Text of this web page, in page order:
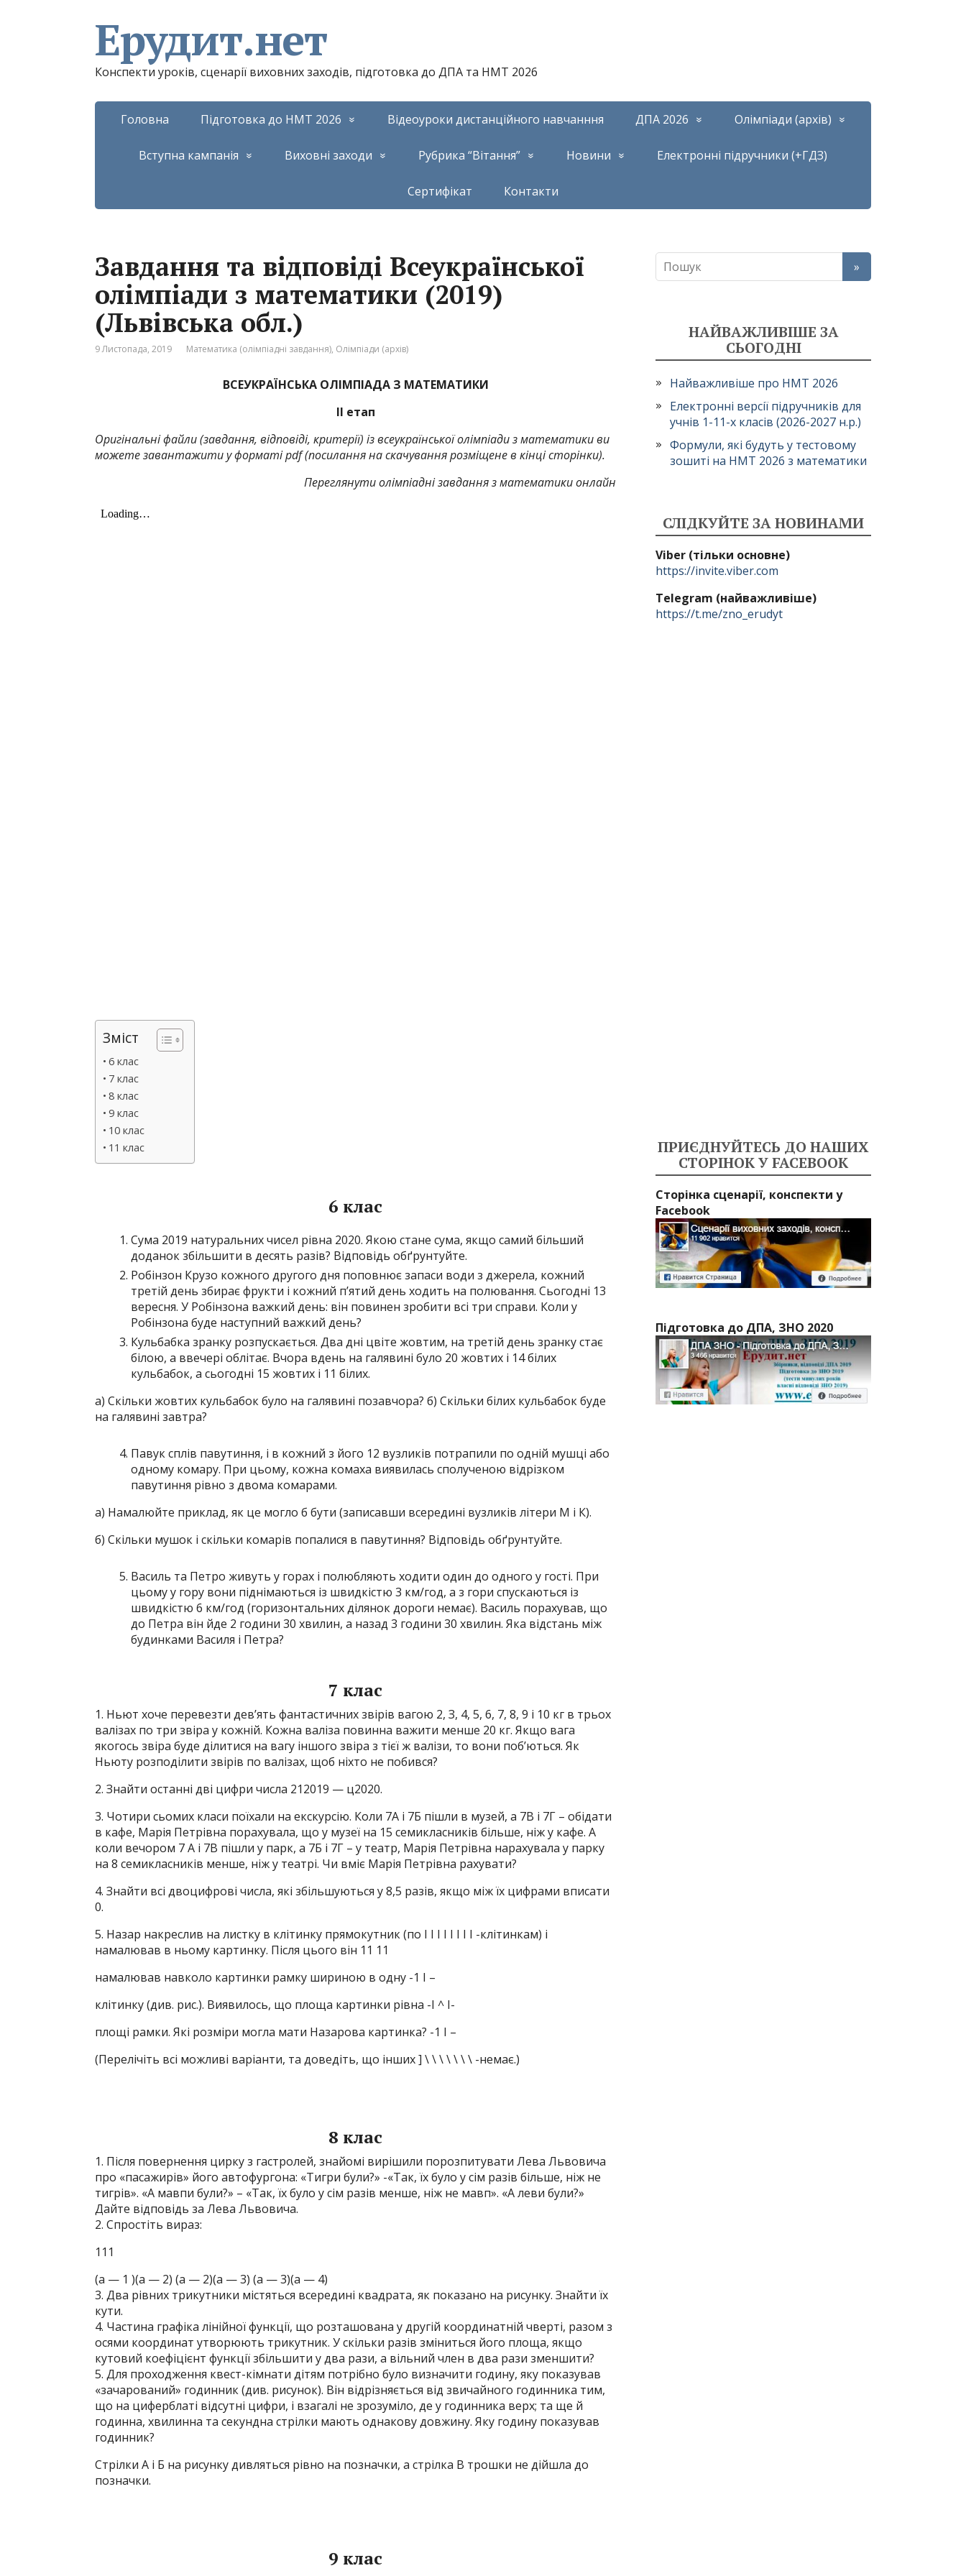
Ерудит.нет
Конспекти уроків, сценарії виховних заходів, підготовка до ДПА та НМТ 2026
Головна Підготовка до НМТ 2026 Відеоуроки дистанційного навчанння ДПА 2026 Олімпіади (архів)
Вступна кампанія Виховні заходи Рубрика “Вітання” Новини Електронні підручники (+ГДЗ)
Сертифікат Контакти
Завдання та відповіді Всеукраїнської
олімпіади з математики (2019)
(Львівська обл.)
9 Листопада, 2019 Математика (олімпіадні завдання), Олімпіади (архів)
ВСЕУКРАЇНСЬКА ОЛІМПІАДА З МАТЕМАТИКИ
II етап
Оригінальні файли (завдання, відповіді, критерії) із всеукраїнської олімпіади з математики ви
можете завантажити у форматі pdf (посилання на скачування розміщене в кінці сторінки).
Переглянути олімпіадні завдання з математики онлайн
Зміст
6 клас
7 клас
8 клас
9 клас
10 клас
11 клас
6 клас
Сума 2019 натуральних чисел рівна 2020. Якою стане сума, якщо самий більший
доданок збільшити в десять разів? Відповідь обґрунтуйте.
Робінзон Крузо кожного другого дня поповнює запаси води з джерела, кожний
третій день збирає фрукти і кожний п’ятий день ходить на полювання. Сьогодні 13
вересня. У Робінзона важкий день: він повинен зробити всі три справи. Коли у
Робінзона буде наступний важкий день?
Кульбабка зранку розпускається. Два дні цвіте жовтим, на третій день зранку стає
білою, а ввечері облітає. Вчора вдень на галявині було 20 жовтих і 14 білих
кульбабок, а сьогодні 15 жовтих і 11 білих.
а) Скільки жовтих кульбабок було на галявині позавчора? б) Скільки білих кульбабок буде
на галявині завтра?
Павук сплів павутиння, і в кожний з його 12 вузликів потрапили по одній мушці або
одному комару. При цьому, кожна комаха виявилась сполученою відрізком
павутиння рівно з двома комарами.
а) Намалюйте приклад, як це могло б бути (записавши всередині вузликів літери М і К).
б) Скільки мушок і скільки комарів попалися в павутиння? Відповідь обґрунтуйте.
Василь та Петро живуть у горах і полюбляють ходити один до одного у гості. При
цьому у гору вони піднімаються із швидкістю 3 км/год, а з гори спускаються із
швидкістю 6 км/год (горизонтальних ділянок дороги немає). Василь порахував, що
до Петра він йде 2 години 30 хвилин, а назад 3 години 30 хвилин. Яка відстань між
будинками Василя і Петра?
7 клас
1. Ньют хоче перевезти дев’ять фантастичних звірів вагою 2, З, 4, 5, 6, 7, 8, 9 і 10 кг в трьох
валізах по три звіра у кожній. Кожна валіза повинна важити менше 20 кг. Якщо вага
якогось звіра буде ділитися на вагу іншого звіра з тієї ж валізи, то вони поб’ються. Як
Ньюту розподілити звірів по валізах, щоб ніхто не побився?
2. Знайти останні дві цифри числа 212019 — ц2020.
3. Чотири сьомих класи поїхали на екскурсію. Коли 7А і 7Б пішли в музей, а 7В і 7Г – обідати
в кафе, Марія Петрівна порахувала, що у музеї на 15 семикласників більше, ніж у кафе. А
коли вечором 7 А і 7В пішли у парк, а 7Б і 7Г – у театр, Марія Петрівна нарахувала у парку
на 8 семикласників менше, ніж у театрі. Чи вміє Марія Петрівна рахувати?
4. Знайти всі двоцифрові числа, які збільшуються у 8,5 разів, якщо між їх цифрами вписати
0.
5. Назар накреслив на листку в клітинку прямокутник (по І І І І І І І І -клітинкам) і
намалював в ньому картинку. Після цього він 11 11
намалював навколо картинки рамку шириною в одну -1 І –
клітинку (див. рис.). Виявилось, що площа картинки рівна -І ^ I-
площі рамки. Які розміри могла мати Назарова картинка? -1 І –
(Перелічіть всі можливі варіанти, та доведіть, що інших ] \ \ \ \ \ \ \ -немає.)
8 клас
1. Після повернення цирку з гастролей, знайомі вирішили порозпитувати Лева Львовича
про «пасажирів» його автофургона: «Тигри були?» -«Так, їх було у сім разів більше, ніж не
тигрів». «А мавпи були?» – «Так, їх було у сім разів менше, ніж не мавп». «А леви були?»
Дайте відповідь за Лева Львовича.
2. Спростіть вираз:
111
(а — 1 )(а — 2) (а — 2)(а — 3) (а — 3)(а — 4)
3. Два рівних трикутники містяться всередині квадрата, як показано на рисунку. Знайти їх
кути.
4. Частина графіка лінійної функції, що розташована у другій координатній чверті, разом з
осями координат утворюють трикутник. У скільки разів зміниться його площа, якщо
кутовий коефіцієнт функції збільшити у два рази, а вільний член в два рази зменшити?
5. Для проходження квест-кімнати дітям потрібно було визначити годину, яку показував
«зачарований» годинник (див. рисунок). Він відрізняється від звичайного годинника тим,
що на циферблаті відсутні цифри, і взагалі не зрозуміло, де у годинника верх; та ще й
годинна, хвилинна та секундна стрілки мають однакову довжину. Яку годину показував
годинник?
Стрілки А і Б на рисунку дивляться рівно на позначки, а стрілка В трошки не дійшла до
позначки.
9 клас
НАЙВАЖЛИВІШЕ ЗА
СЬОГОДНІ
Найважливіше про НМТ 2026
Електронні версії підручників для
учнів 1-11-х класів (2026-2027 н.р.)
Формули, які будуть у тестовому
зошиті на НМТ 2026 з математики
СЛІДКУЙТЕ ЗА НОВИНАМИ
Viber (тільки основне)
https://invite.viber.com
Telegram (найважливіше)
https://t.me/zno_erudyt
ПРИЄДНУЙТЕСЬ ДО НАШИХ
СТОРІНОК У FACEBOOK
Сторінка сценарії, конспекти у
Facebook
Підготовка до ДПА, ЗНО 2020